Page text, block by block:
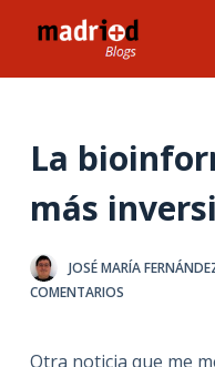
l
o
La
más
JOSÉ MARÍA
COMENTARIOS
Otra noticia que me